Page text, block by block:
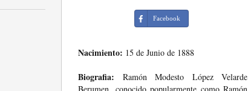
Facebook
Nacimiento: 15 de Junio de 1888
Biografia: Ramón Modesto López Velarde